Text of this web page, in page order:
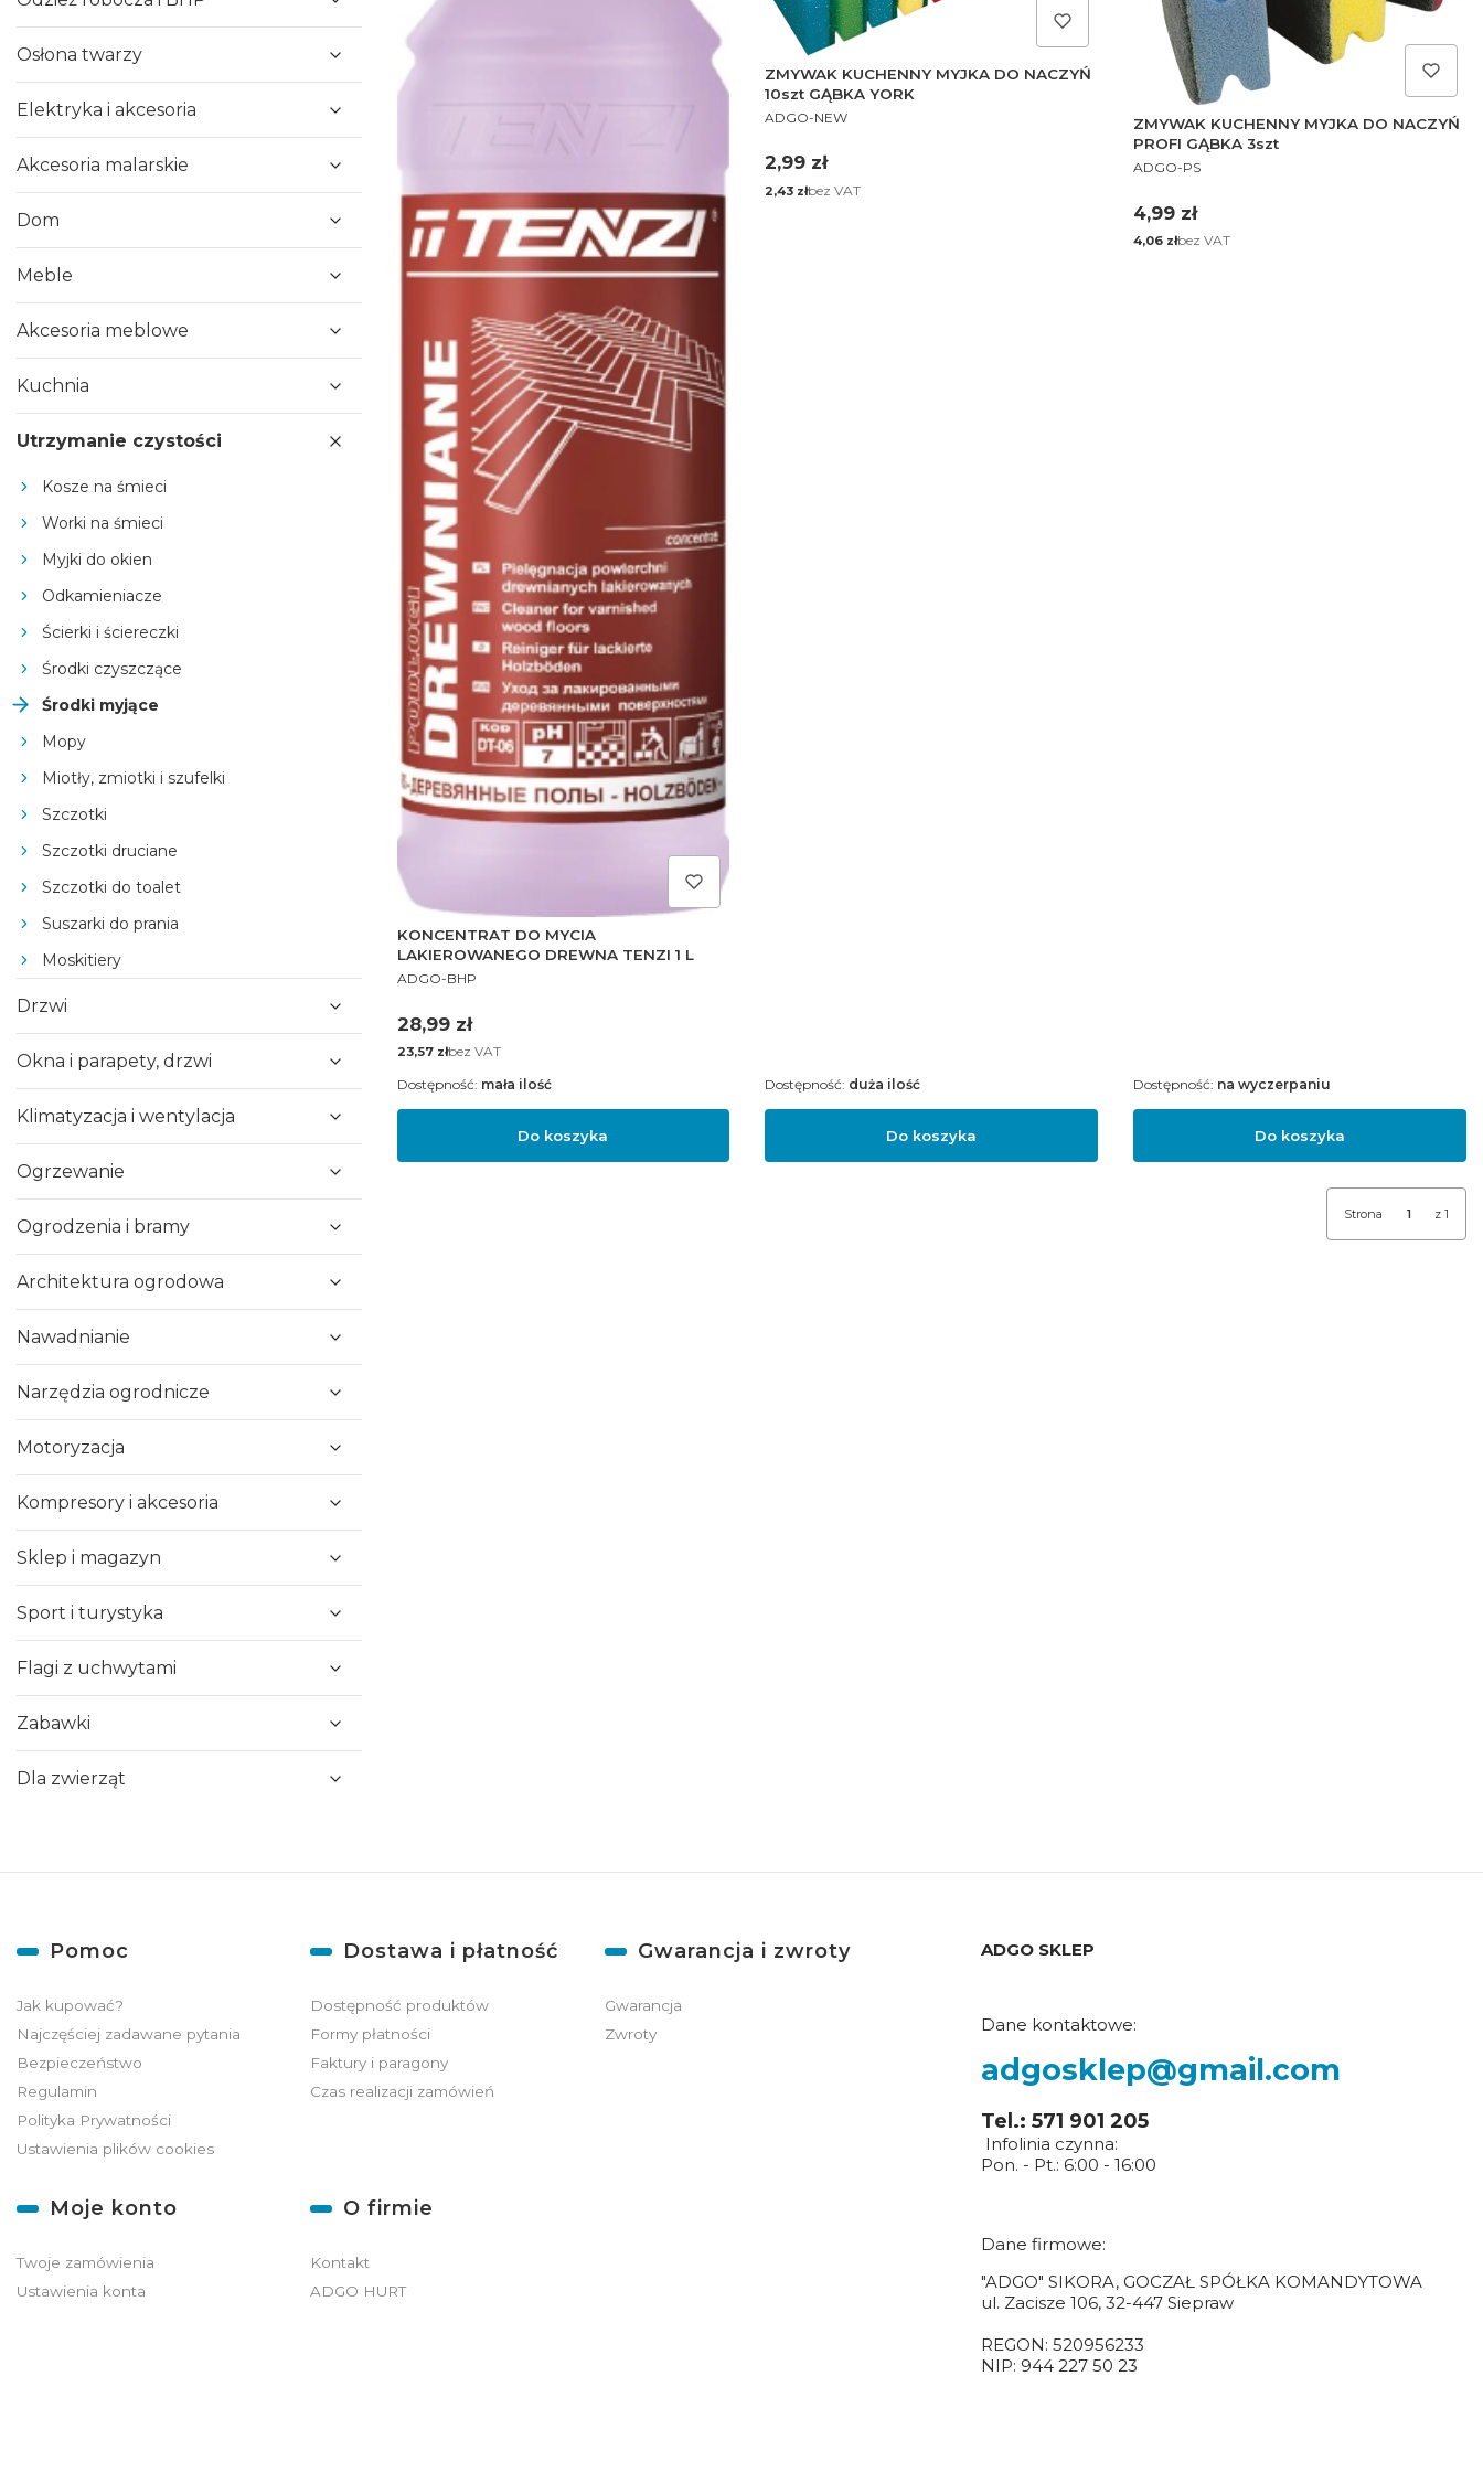
Osłona twarzy
Elektryka i akcesoria
Akcesoria malarskie
Dom
Meble
Akcesoria meblowe
Kuchnia
Utrzymanie czystości
Kosze na śmieci
Worki na śmieci
Myjki do okien
Odkamieniacze
Ścierki i ściereczki
Środki czyszczące
Środki myjące
Mopy
Miotły, zmiotki i szufelki
Szczotki
Szczotki druciane
Szczotki do toalet
Suszarki do prania
Moskitiery
Drzwi
Okna i parapety, drzwi
Klimatyzacja i wentylacja
Ogrzewanie
Ogrodzenia i bramy
Architektura ogrodowa
Nawadnianie
Narzędzia ogrodnicze
Motoryzacja
Kompresory i akcesoria
Sklep i magazyn
Sport i turystyka
Flagi z uchwytami
Zabawki
Dla zwierząt
KONCENTRAT DO MYCIA
LAKIEROWANEGO DREWNA TENZI 1 L
PRODUCENT
ADGO-BHP
Cena
28,99 zł
Cena
23,57 złbez VAT
Do koszyka
Dostępność: mała ilość
ZMYWAK KUCHENNY MYJKA DO NACZYŃ
10szt GĄBKA YORK
PRODUCENT
ADGO-NEW
Cena
2,99 zł
Cena
2,43 złbez VAT
Do koszyka
Dostępność: duża ilość
ZMYWAK KUCHENNY MYJKA DO NACZYŃ
PROFI GĄBKA 3szt
PRODUCENT
ADGO-PS
Cena
4,99 zł
Cena
4,06 złbez VAT
Do koszyka
Dostępność: na wyczerpaniu
Strona z 1
Linki w stopce
Pomoc
Jak kupować?
Najczęściej zadawane pytania
Bezpieczeństwo
Regulamin
Polityka Prywatności
Ustawienia plików cookies
Dostawa i płatność
Dostępność produktów
Formy płatności
Faktury i paragony
Czas realizacji zamówień
Gwarancja i zwroty
Gwarancja
Zwroty
Moje konto
Twoje zamówienia
Ustawienia konta
O firmie
Kontakt
ADGO HURT
ADGO SKLEP
Dane kontaktowe:
adgosklep@gmail.com
Tel.: 571 901 205
Infolinia czynna:
Pon. - Pt.: 6:00 - 16:00
Dane firmowe:
"ADGO" SIKORA, GOCZAŁ SPÓŁKA KOMANDYTOWA
ul. Zacisze 106, 32-447 Siepraw
REGON: 520956233
NIP: 944 227 50 23